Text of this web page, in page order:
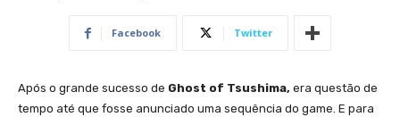
Facebook Twitter
Após o grande sucesso de Ghost of Tsushima, era questão de
tempo até que fosse anunciado uma sequência do game. E para